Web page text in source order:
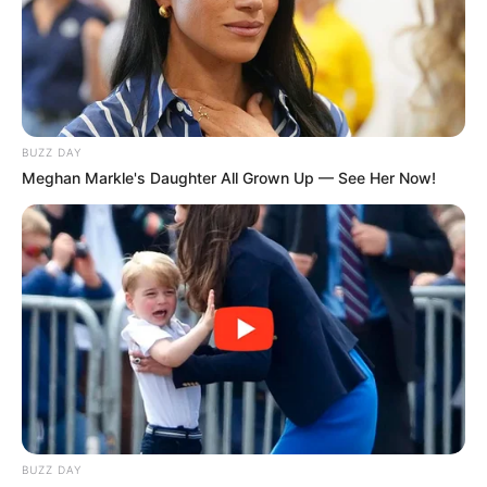
επιβεβαιώνοντας την επικινδυνότητά τους στο
τιμόνι.
BUZZ DAY
Meghan Markle's Daughter All Grown Up — See Her Now!
BUZZ DAY